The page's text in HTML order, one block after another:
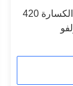
الحفار الهيدروليكي مرفق الكسارة 420